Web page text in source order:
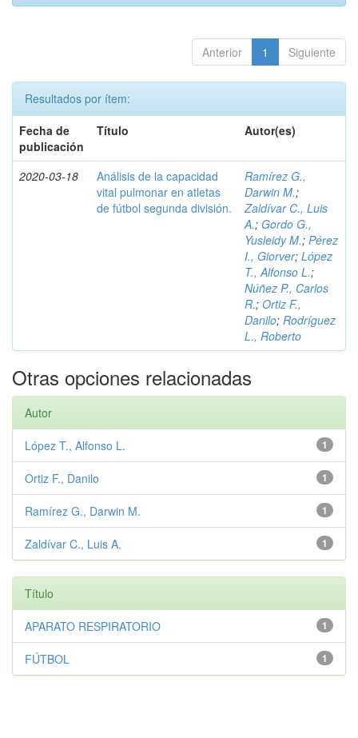
Anterior 1 Siguiente
Resultados por ítem:
Fecha de
publicación
Título Autor(es)
2020-03-18
Análisis de la capacidad
vital pulmonar en atletas
de fútbol segunda división.
Ramírez G.,
Darwin M.;
Zaldívar C., Luis
A.; Gordo G.,
Yusleidy M.; Pérez
I., Giorver; López
T., Alfonso L.;
Núñez P., Carlos
R.; Ortiz F.,
Danilo; Rodríguez
L., Roberto
Otras opciones relacionadas
Autor
1
López T., Alfonso L.
1
Ortiz F., Danilo
1
Ramírez G., Darwin M.
1
Zaldívar C., Luis A.
Título
1
APARATO RESPIRATORIO
1
FÚTBOL